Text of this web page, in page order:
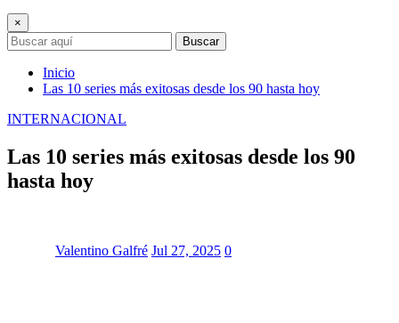
×
Buscar
Inicio
Las 10 series más exitosas desde los 90 hasta hoy
INTERNACIONAL
Las 10 series más exitosas desde los 90
hasta hoy
Valentino Galfré Jul 27, 2025 0